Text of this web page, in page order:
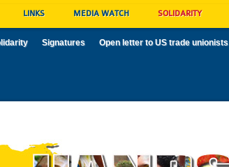
LINKS MEDIA WATCH SOLIDARITY
Signatures Open letter to US trade unionists